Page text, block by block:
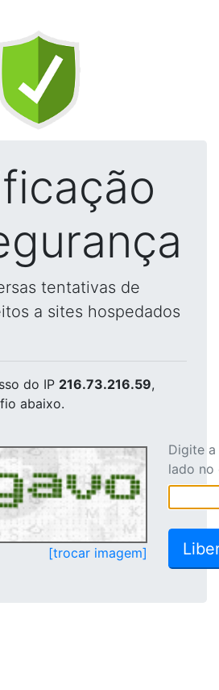
tentativas de
a sites hospedados
do IP 216.73.216.59,
abaixo.
[trocar imagem]
Digite
lado no